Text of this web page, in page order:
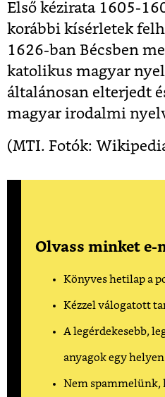
Első kézirata 1605-
korábbi kísérletek
1626-ban Bécsben
katolikus magyar
általánosan elterjedt
magyar irodalmi
(MTI. Fotók:
Olvass minket e-
Könyves hetilap a
Kézzel válogatott
A legérdekesebb,
anyagok egy helyen
Nem spammelünk,